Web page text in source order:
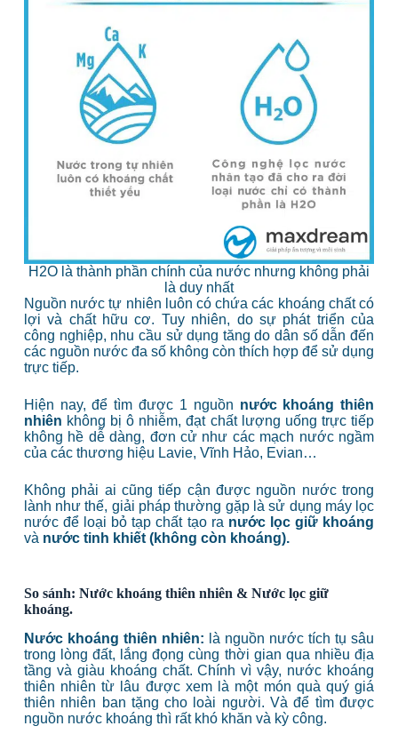
H2O là thành phần chính của nước nhưng không phải
là duy nhất
Nguồn nước tự nhiên luôn có chứa các khoáng chất có
lợi và chất hữu cơ. Tuy nhiên, do sự phát triển của
công nghiệp, nhu cầu sử dụng tăng do dân số dẫn đến
các nguồn nước đa số không còn thích hợp để sử dụng
trực tiếp.
Hiện nay, để tìm được 1 nguồn nước khoáng thiên
nhiên không bị ô nhiễm, đạt chất lượng uống trực tiếp
không hề dễ dàng, đơn cử như các mạch nước ngầm
của các thương hiệu Lavie, Vĩnh Hảo, Evian…
Không phải ai cũng tiếp cận được nguồn nước trong
lành như thế, giải pháp thường gặp là sử dụng máy lọc
nước để loại bỏ tạp chất tạo ra nước lọc giữ khoáng
và nước tinh khiết (không còn khoáng).
So sánh: Nước khoáng thiên nhiên & Nước lọc giữ
khoáng.
Nước khoáng thiên nhiên: là nguồn nước tích tụ sâu
trong lòng đất, lắng đọng cùng thời gian qua nhiều địa
tầng và giàu khoáng chất. Chính vì vậy, nước khoáng
thiên nhiên từ lâu được xem là một món quà quý giá
thiên nhiên ban tặng cho loài người. Và để tìm được
nguồn nước khoáng thì rất khó khăn và kỳ công.